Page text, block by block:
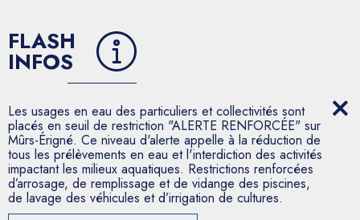
FLASH
INFOS
Les usages en eau des particuliers et collectivités sont
placés en seuil de restriction "ALERTE RENFORCÉE" sur
Mûrs-Érigné. Ce niveau d'alerte appelle à la réduction de
tous les prélèvements en eau et l'interdiction des activités
impactant les milieux aquatiques. Restrictions renforcées
d’arrosage, de remplissage et de vidange des piscines,
de lavage des véhicules et d’irrigation de cultures.